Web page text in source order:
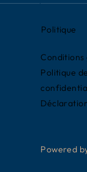
Politique
Conditions
Politique de
Powered